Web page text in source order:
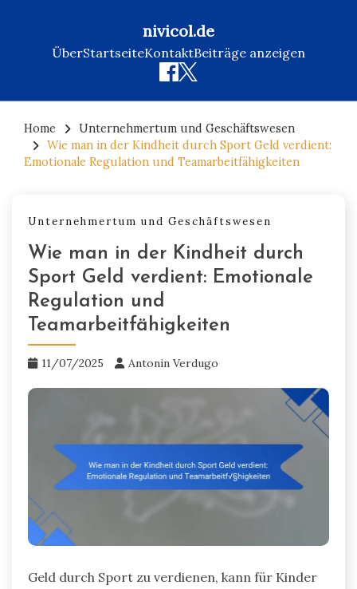
nivicol.de
ÜberStartseiteKontaktBeiträge anzeigen
content
Home
Unternehmertum und Geschäftswesen
Wie man in der Kindheit durch Sport Geld verdient:
Emotionale Regulation und Teamarbeitfähigkeiten
Unternehmertum und Geschäftswesen
Wie man in der Kindheit durch
Sport Geld verdient: Emotionale
Regulation und
Teamarbeitfähigkeiten
11/07/2025 Antonin Verdugo
Geld durch Sport zu verdienen, kann für Kinder